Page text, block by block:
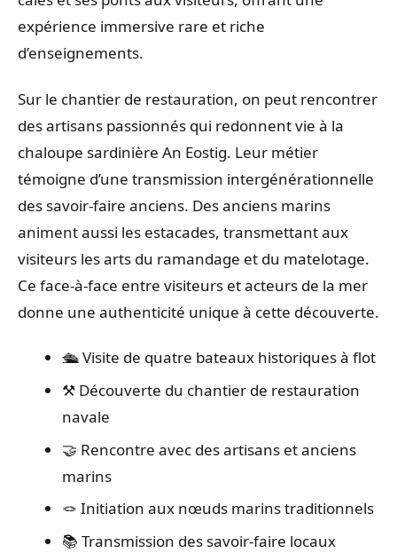
expérience immersive rare et riche
d’enseignements.
Sur le chantier de restauration, on peut rencontrer
des artisans passionnés qui redonnent vie à la
chaloupe sardinière An Eostig. Leur métier
témoigne d’une transmission intergénérationnelle
des savoir-faire anciens. Des anciens marins
animent aussi les estacades, transmettant aux
visiteurs les arts du ramandage et du matelotage.
Ce face-à-face entre visiteurs et acteurs de la mer
donne une authenticité unique à cette découverte.
🛳️ Visite de quatre bateaux historiques à flot
⚒️ Découverte du chantier de restauration
navale
🤝 Rencontre avec des artisans et anciens
marins
🪢 Initiation aux nœuds marins traditionnels
📚 Transmission des savoir-faire locaux